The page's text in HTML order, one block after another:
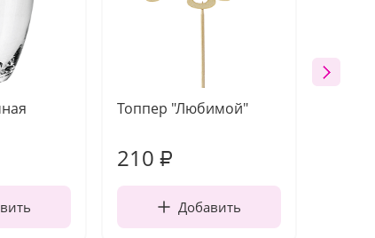
Топпер "Любимой"
210 ₽
Добавить